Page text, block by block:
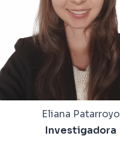
Eliana Patarroyo
Investigadora